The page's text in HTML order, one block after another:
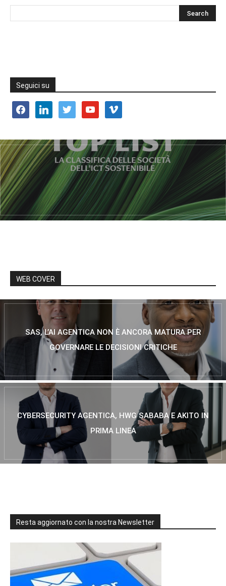
Seguici su
facebooklinkedin twitter youtube vimeo
WEB COVER
SAS, L’AI AGENTICA NON È ANCORA MATURA PER
GOVERNARE LE DECISIONI CRITICHE
CYBERSECURITY AGENTICA, HWG SABABA E AKITO IN
PRIMA LINEA
Resta aggiornato con la nostra Newsletter